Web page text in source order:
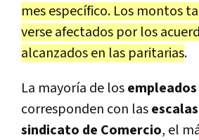
mes específico. Los montos
verse afectados por los
alcanzados en las paritarias.
La mayoría de los
corresponden con las
sindicato de Comercio, el